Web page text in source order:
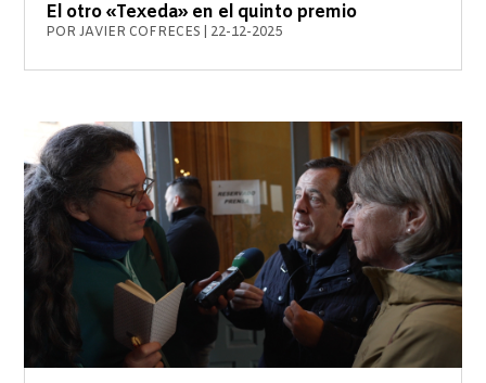
El otro «Texeda» en el quinto premio
PORJAVIER COFRECES 22-12-2025